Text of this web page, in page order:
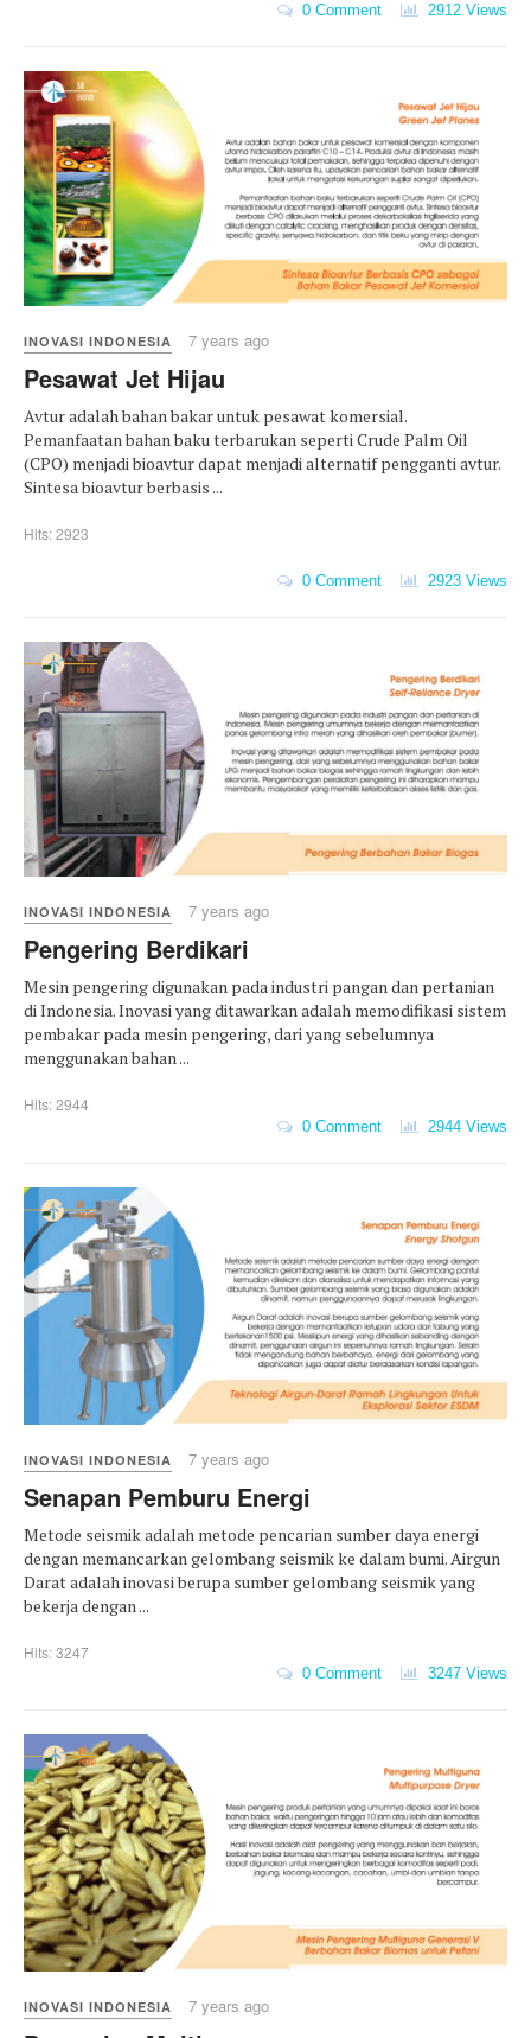
0 Comment 2912 Views
INOVASI INDONESIA 7 years ago
Pesawat Jet Hijau
Avtur adalah bahan bakar untuk pesawat komersial.
Pemanfaatan bahan baku terbarukan seperti Crude Palm Oil
(CPO) menjadi bioavtur dapat menjadi alternatif pengganti avtur.
Sintesa bioavtur berbasis ...
Hits: 2923
0 Comment 2923 Views
INOVASI INDONESIA 7 years ago
Pengering Berdikari
Mesin pengering digunakan pada industri pangan dan pertanian
di Indonesia. Inovasi yang ditawarkan adalah memodifikasi sistem
pembakar pada mesin pengering, dari yang sebelumnya
menggunakan bahan ...
Hits: 2944
0 Comment 2944 Views
INOVASI INDONESIA 7 years ago
Senapan Pemburu Energi
Metode seismik adalah metode pencarian sumber daya energi
dengan memancarkan gelombang seismik ke dalam bumi. Airgun
Darat adalah inovasi berupa sumber gelombang seismik yang
bekerja dengan ...
Hits: 3247
0 Comment 3247 Views
INOVASI INDONESIA 7 years ago